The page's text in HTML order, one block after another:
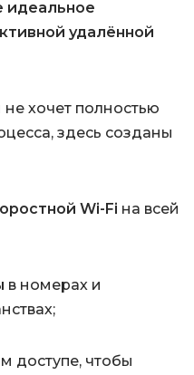
идеальное
удалённой
хочет полностью
здесь созданы
Wi-Fi на всей
в номерах и
доступе, чтобы